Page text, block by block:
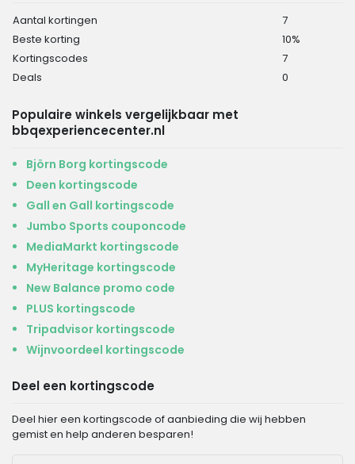
Aantal kortingen
7
Beste korting
10%
Kortingscodes
7
Deals
0
Populaire winkels vergelijkbaar met
bbqexperiencecenter.nl
Björn Borg kortingscode
Deen kortingscode
Gall en Gall kortingscode
Jumbo Sports couponcode
MediaMarkt kortingscode
MyHeritage kortingscode
New Balance promo code
PLUS kortingscode
Tripadvisor kortingscode
Wijnvoordeel kortingscode
Deel een kortingscode
Deel hier een kortingscode of aanbieding die wij hebben
gemist en help anderen besparen!